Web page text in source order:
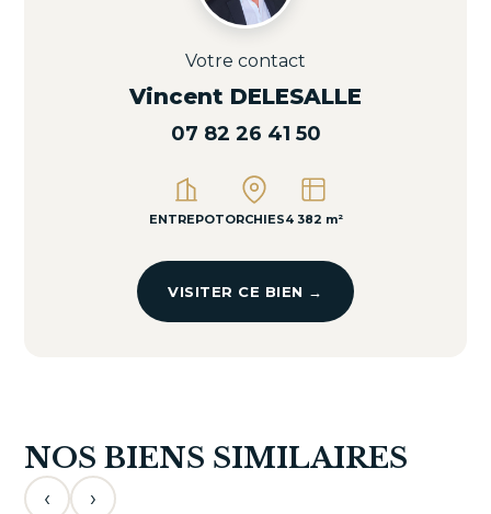
Votre contact
Vincent DELESALLE
07 82 26 41 50
ENTREPOTORCHIES4 382 m²
VISITER CE BIEN →
NOS BIENS SIMILAIRES
‹ ›